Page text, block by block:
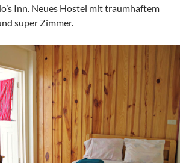
Inn. Neues Hostel mit traumhaftem
super Zimmer.